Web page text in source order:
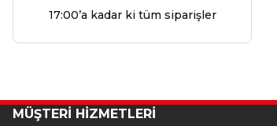
17:00’a kadar ki tüm siparişler
MÜŞTERİ HİZMETLERİ